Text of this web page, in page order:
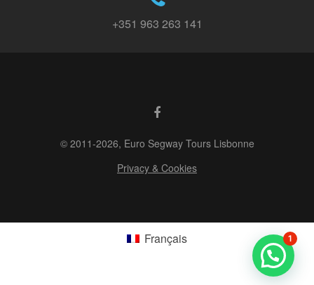
+351 963 263 141
© 2011-2026, Euro Segway Tours Lisbonne
Privacy & Cookies
1
Français